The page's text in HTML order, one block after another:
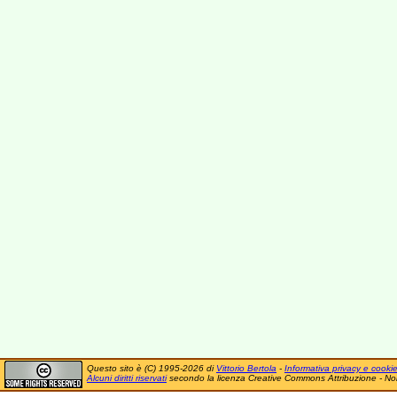
Questo sito è (C) 1995-2026 di Vittorio Bertola - Informativa privacy e cookie
Alcuni diritti riservatisecondo la licenza Creative Commons Attribuzione -